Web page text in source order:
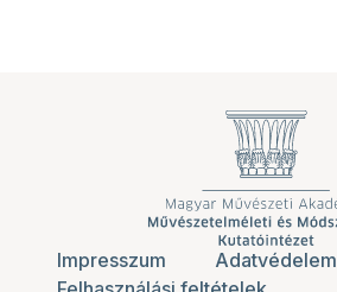
Impresszum Adatvédelem